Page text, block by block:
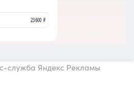
служба Яндекс Рекламы